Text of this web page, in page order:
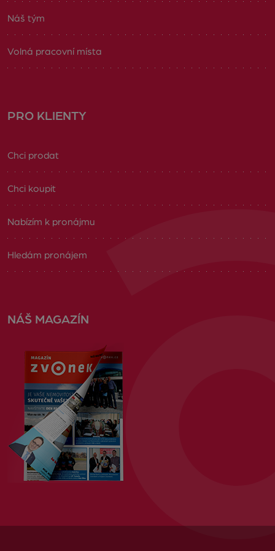
Náš tým
Volná pracovní místa
PRO KLIENTY
Chci prodat
Chci koupit
Nabízím k pronájmu
Hledám pronájem
NÁŠ MAGAZÍN